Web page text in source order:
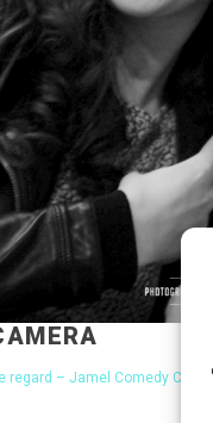
regard – Jamel Comedy Club